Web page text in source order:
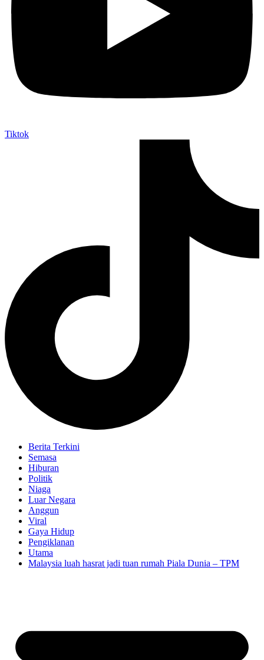
Tiktok
Berita Terkini
Semasa
Hiburan
Politik
Niaga
Luar Negara
Anggun
Viral
Gaya Hidup
Pengiklanan
Utama
Malaysia luah hasrat jadi tuan rumah Piala Dunia – TPM